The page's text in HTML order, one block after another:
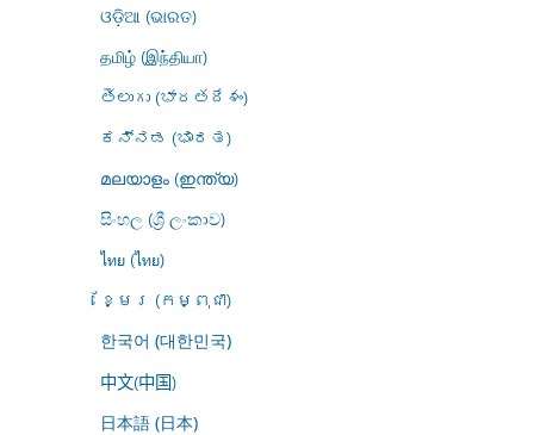
ଓଡ଼ିଆ (ଭାରତ)
தமிழ் (இந்தியா)
తెలుగు (భారతదేశం)
ಕನ್ನಡ (ಭಾರತ)
മലയാളം (ഇന്ത്യ)
සිංහල (ශ්‍රී ලංකාව)
ไทย (ไทย)
ខ្មែរ (កម្ពុជា)
한국어 (대한민국)
中文(中国)
日本語 (日本)